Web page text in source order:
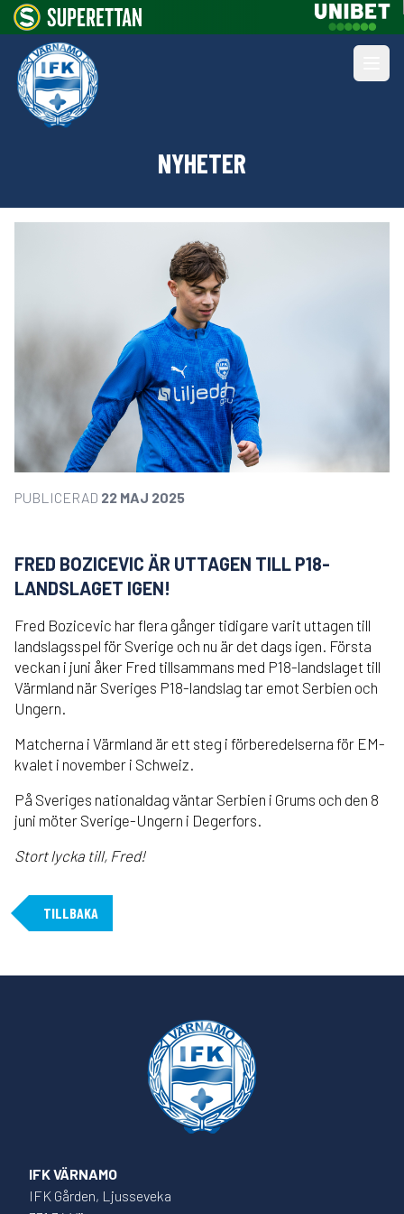
NYHETER
PUBLICERAD 22 MAJ 2025
FRED BOZICEVIC ÄR UTTAGEN TILL P18-
LANDSLAGET IGEN!
Fred Bozicevic har flera gånger tidigare varit uttagen till
landslagsspel för Sverige och nu är det dags igen. Första
veckan i juni åker Fred tillsammans med P18-landslaget till
Värmland när Sveriges P18-landslag tar emot Serbien och
Ungern.
Matcherna i Värmland är ett steg i förberedelserna för EM-
kvalet i november i Schweiz.
På Sveriges nationaldag väntar Serbien i Grums och den 8
juni möter Sverige-Ungern i Degerfors.
Stort lycka till, Fred!
TILLBAKA
IFK VÄRNAMO
IFK Gården, Ljusseveka